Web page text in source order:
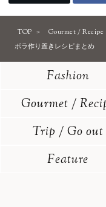
TOP Gourmet / Recipe
ボラ作り置きレシピまとめ
Fashion
Gourmet /
Trip / Go out
Feature